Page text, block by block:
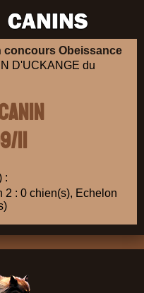
concours Obeissance
D'UCKANGE du
11
:
2 : 0 chien(s), Echelon